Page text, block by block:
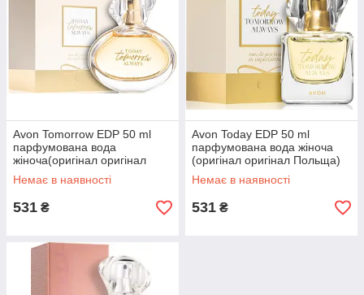
Avon Tomorrow EDP 50 ml
парфумована вода
жіноча(оригінал оригінал
Польща)
Немає в наявності
531 ₴
Avon Today EDP 50 ml
парфумована вода жіноча
(оригінал оригінал Польща)
Немає в наявності
531 ₴